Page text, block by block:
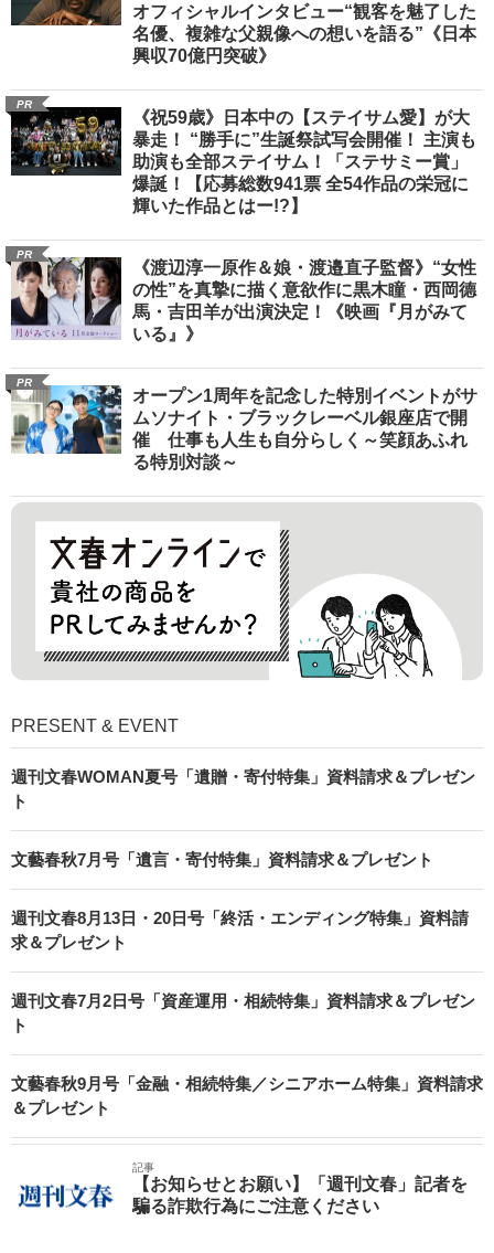
オフィシャルインタビュー“観客を魅了した
名優、複雑な父親像への想いを語る”《日本
興収70億円突破》
PR
《祝59歳》日本中の【ステイサム愛】が大
暴走！ “勝手に”生誕祭試写会開催！ 主演も
助演も全部ステイサム！「ステサミー賞」
爆誕！【応募総数941票 全54作品の栄冠に
輝いた作品とはー!?】
PR
《渡辺淳一原作＆娘・渡邉直子監督》“女性
の性”を真摯に描く意欲作に黒木瞳・西岡德
馬・吉田羊が出演決定！《映画『月がみて
いる』》
PR
オープン1周年を記念した特別イベントがサ
ムソナイト・ブラックレーベル銀座店で開
催 仕事も人生も自分らしく～笑顔あふれ
る特別対談～
PRESENT & EVENT
週刊文春WOMAN夏号「遺贈・寄付特集」資料請求＆プレゼン
ト
文藝春秋7月号「遺言・寄付特集」資料請求＆プレゼント
週刊文春8月13日・20日号「終活・エンディング特集」資料請
求＆プレゼント
週刊文春7月2日号「資産運用・相続特集」資料請求＆プレゼン
ト
文藝春秋9月号「金融・相続特集／シニアホーム特集」資料請求
＆プレゼント
記事
【お知らせとお願い】「週刊文春」記者を
騙る詐欺行為にご注意ください